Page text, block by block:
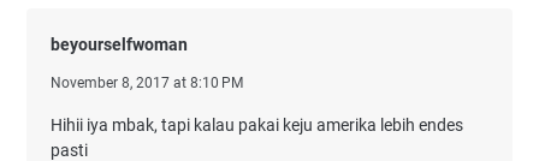
beyourselfwoman
November 8, 2017 at 8:10 PM
Hihii iya mbak, tapi kalau pakai keju amerika lebih endes
pasti